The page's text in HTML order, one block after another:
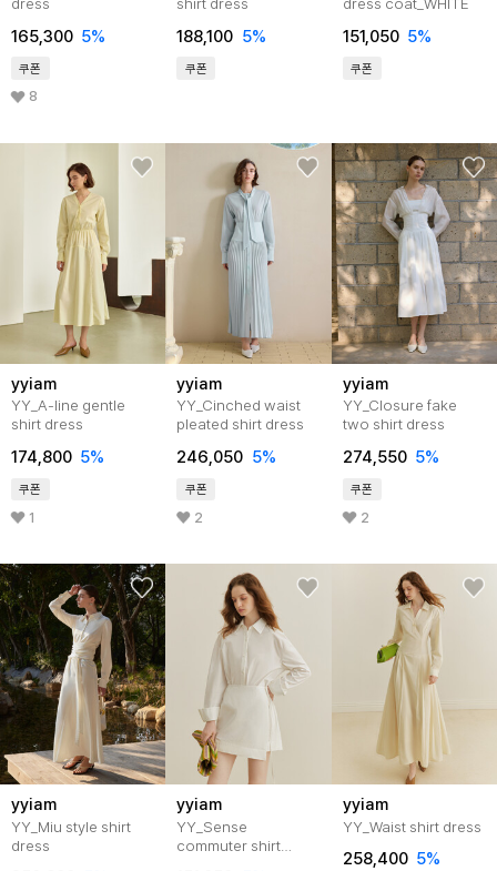
165,300 5%
쿠폰
8
188,100 5%
쿠폰
151,050 5%
쿠폰
yyiam
YY_A-line gentle
shirt dress
174,800 5%
쿠폰
1
yyiam
YY_Cinched waist
pleated shirt dress
246,050 5%
쿠폰
2
yyiam
YY_Closure fake
two shirt dress
274,550 5%
쿠폰
2
yyiam
YY_Miu style shirt
dress
yyiam
YY_Sense
commuter shirt
yyiam
YY_Waist shirt dress
258,400 5%